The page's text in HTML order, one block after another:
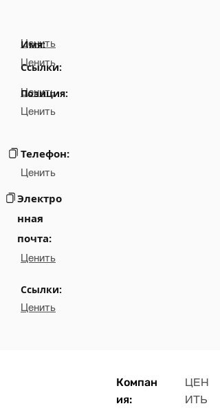
Ценить
Ссылки:
Ценить
Имя:
Ценить
Позиция:
Ценить
Телефон:
Ценить
Электро
нная
почта:
Ценить
Ссылки:
Ценить
Компан
ия:
ЦЕН
ИТЬ